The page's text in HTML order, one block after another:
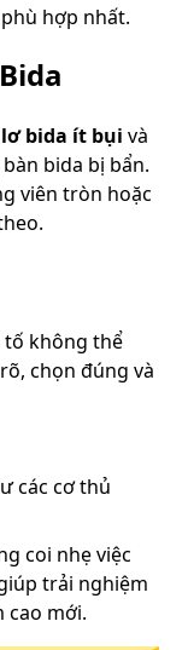
hợp nhất.
lơ bida ít bụi và
bida bị bẩn.
viên tròn hoặc
tố không thể
chọn đúng và
các cơ thủ
coi nhẹ việc
trải nghiệm
cao mới.